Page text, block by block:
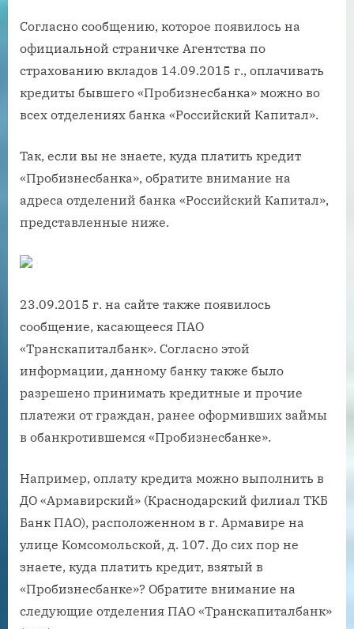
Согласно сообщению, которое появилось на
официальной страничке Агентства по
страхованию вкладов 14.09.2015 г., оплачивать
кредиты бывшего «Пробизнесбанка» можно во
всех отделениях банка «Российский Капитал».
Так, если вы не знаете, куда платить кредит
«Пробизнесбанка», обратите внимание на
адреса отделений банка «Российский Капитал»,
представленные ниже.
23.09.2015 г. на сайте также появилось
сообщение, касающееся ПАО
«Транскапиталбанк». Согласно этой
информации, данному банку также было
разрешено принимать кредитные и прочие
платежи от граждан, ранее оформивших займы
в обанкротившемся «Пробизнесбанке».
Например, оплату кредита можно выполнить в
ДО «Армавирский» (Краснодарский филиал ТКБ
Банк ПАО), расположенном в г. Армавире на
улице Комсомольской, д. 107. До сих пор не
знаете, куда платить кредит, взятый в
«Пробизнесбанке»? Обратите внимание на
следующие отделения ПАО «Транскапиталбанк»